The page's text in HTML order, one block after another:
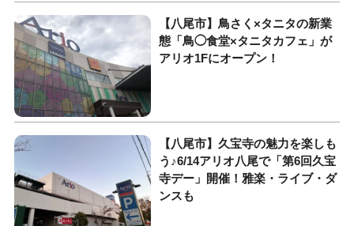
【八尾市】鳥さく×タニタの新業
態「鳥◯食堂×タニタカフェ」が
アリオ1Fにオープン！
【八尾市】久宝寺の魅力を楽しも
う♪6/14アリオ八尾で「第6回久宝
寺デー」開催！雅楽・ライブ・ダ
ンスも